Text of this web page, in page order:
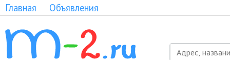
Главная Объявления